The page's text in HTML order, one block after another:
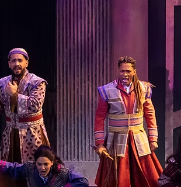
Política de Privacidade
Lei ECA Digital
Gestão de VT
Soluções de Pagamentos
25 | Alameda Xingu, 512, 3º, 4º e 16º (parte)
Barueri/SP | CEP 06455-030
Pagamento S.A.